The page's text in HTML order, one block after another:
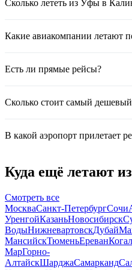
Сколько лететь из Уфы в
Какие авиакомпании летают
Есть ли прямые рейсы?
Сколько стоит самый
В какой аэропорт прилетает
Куда ещё летают
Смотреть все
МоскваСанкт-ПетербургСочи
УренгойКазаньНовосибирск
ВодыНижневартовскДубай
МансийскТюменьЕреван
МарГорно-
АлтайскШарджаСамарканд